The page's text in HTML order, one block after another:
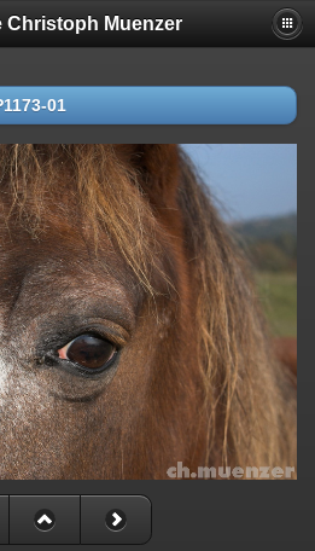
Christoph Muenzer
01